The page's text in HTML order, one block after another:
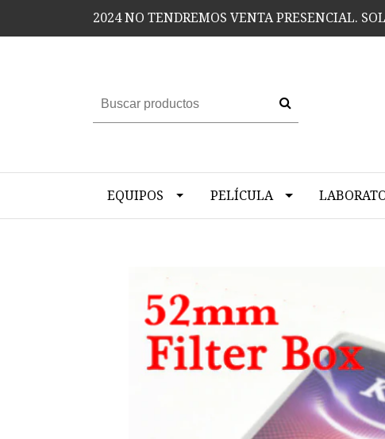
2024 NO TENDREMOS VENTA PRESENCIAL.
EQUIPOS PELÍCULA